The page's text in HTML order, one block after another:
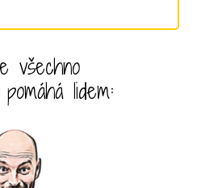
všechno
lidem: